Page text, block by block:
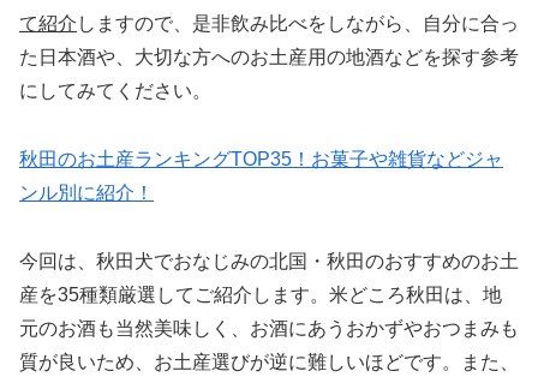
て紹介 しますので、是非飲み比べをしながら、自分に合っ
た日本酒や、大切な方へのお土産用の地酒などを探す参考
にしてみてください。
秋田のお土産ランキングTOP35！お菓子や雑貨などジャ
ンル別に紹介！
今回は、秋田犬でおなじみの北国・秋田のおすすめのお土
産を35種類厳選してご紹介します。米どころ秋田は、地
元のお酒も当然美味しく、お酒にあうおかずやおつまみも
質が良いため、お土産選びが逆に難しいほどです。また、